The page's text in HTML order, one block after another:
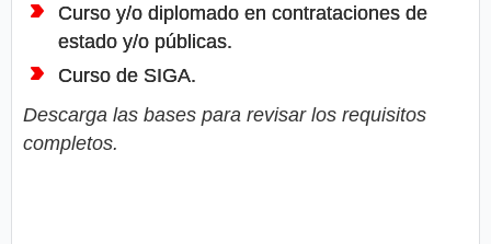
Curso y/o diplomado en contrataciones de
estado y/o públicas.
Curso de SIGA.
Descarga las bases para revisar los requisitos
completos.